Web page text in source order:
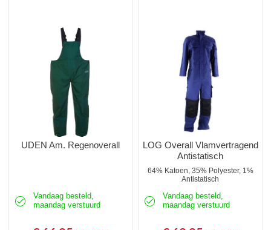
Overalls Vlamvertragend Antist.
Overalls Gevoerd
Kinderoveralls
Tuinbroeken
Tuinbroeken Vlamvertragend Antist.
Kniebeschermers
UDEN Am. Regenoverall
Vandaag besteld,
maandag verstuurd
LOG Overall Vlamvertragend
Antistatisch
64% Katoen, 35% Polyester, 1%
Antistatisch
Vandaag besteld,
maandag verstuurd